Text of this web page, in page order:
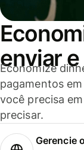
enviar
Economize
pagamentos
você precisa
precisar.
Gerencie